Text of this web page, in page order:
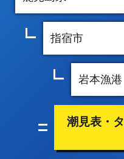
潮見表・